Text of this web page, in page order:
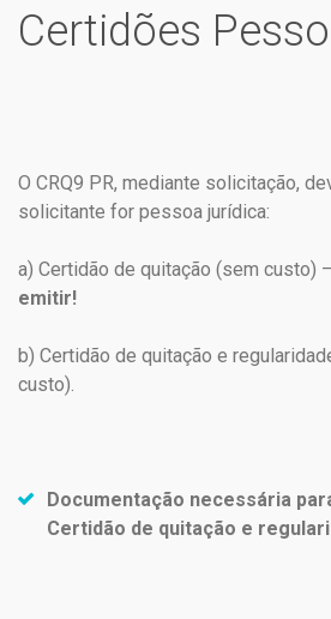
Certidões
O CRQ9 PR, mediante solicitação,
solicitante for pessoa jurídica:
a) Certidão de quitação (sem custo) –
emitir!
b) Certidão de quitação e
custo).
Documentação necessária
Certidão de quitação e